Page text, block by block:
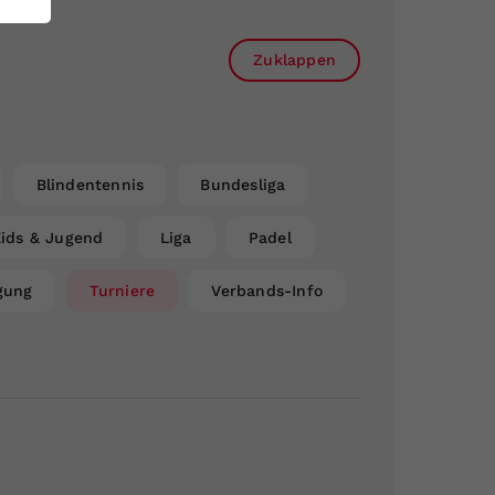
Zuklappen
Blindentennis Bundesliga
& Jugend Liga Padel
Turniere Verbands-Info